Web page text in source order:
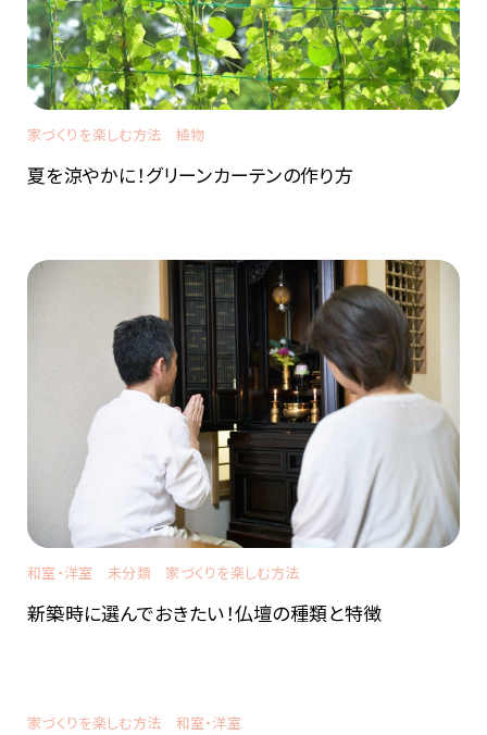
家づくりを楽しむ方法 植物
夏を涼やかに！グリーンカーテンの作り方
和室・洋室 未分類 家づくりを楽しむ方法
新築時に選んでおきたい！仏壇の種類と特徴
家づくりを楽しむ方法 和室・洋室